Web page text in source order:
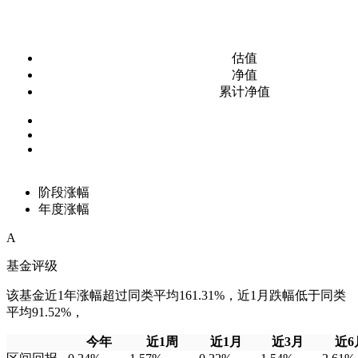
估值
净值
累计净值
阶段涨幅
年度涨幅
A
基金评级
该基金近1年涨幅超过同类平均161.31%，近1月跌幅低于同类
平均91.52%，
今年 近1周 近1月 近3月
近6